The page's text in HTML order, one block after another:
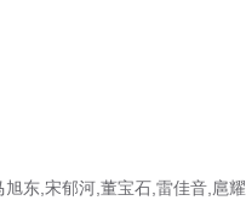
东,宋郁河,董宝石,雷佳音,扈耀